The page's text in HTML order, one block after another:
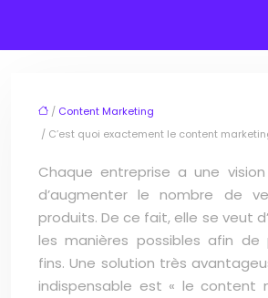
/ Content Marketing
/ C’est quoi exactement le content
Chaque entreprise a une
d’augmenter le nombre de
produits. De ce fait, elle se veut
les manières possibles afin de
fins. Une solution très
indispensable est « le content